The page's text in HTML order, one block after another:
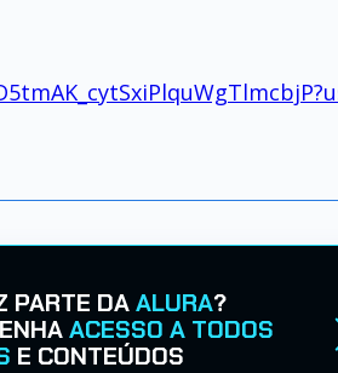
PARTE DAALURA?
ACESSO A TODOS
E CONTEÚDOS